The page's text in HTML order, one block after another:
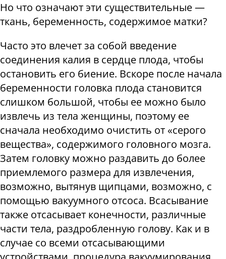
Но что означают эти существительные —
ткань, беременность, содержимое матки?
Часто это влечет за собой введение
соединения калия в сердце плода, чтобы
остановить его биение. Вскоре после начала
беременности головка плода становится
слишком большой, чтобы ее можно было
извлечь из тела женщины, поэтому ее
сначала необходимо очистить от «серого
вещества», содержимого головного мозга.
Затем головку можно раздавить до более
приемлемого размера для извлечения,
возможно, вытянув щипцами, возможно, с
помощью вакуумного отсоса. Всасывание
также отсасывает конечности, различные
части тела, раздробленную голову. Как и в
случае со всеми отсасывающими